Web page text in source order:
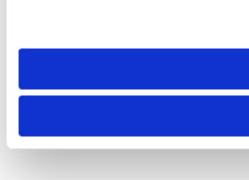
need to be set again.